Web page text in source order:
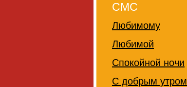
СМС
Любимому
Любимой
Спокойной ночи
С добрым утром